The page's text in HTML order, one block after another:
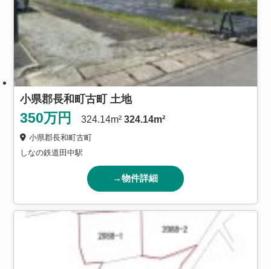
小県郡長和町古町 土地
350万円 324.14m²324.14m²
小県郡長和町古町
しなの鉄道田中駅
→物件詳細